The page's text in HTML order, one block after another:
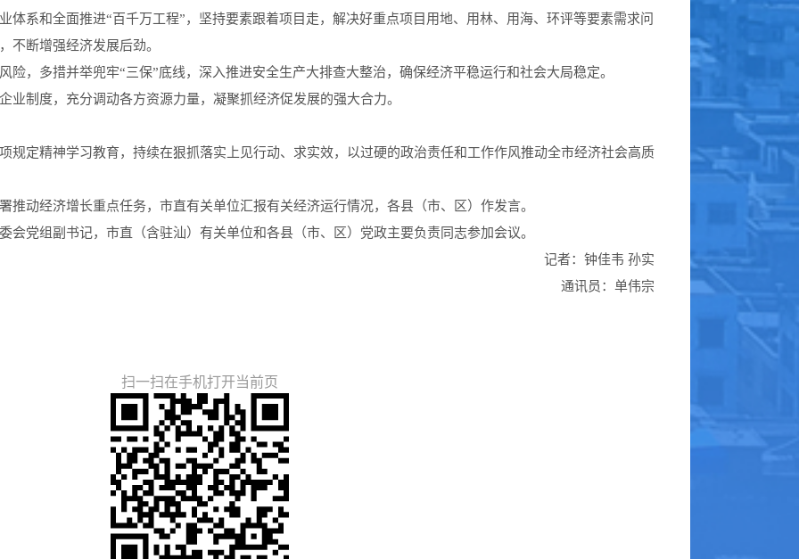
体系和全面推进“百千万工程”， 坚持要素跟着项目走，解决好重点项目用地、用林、用海、环评等要素需求问
不断增强经济发展后劲。
险， 多措并举兜牢“三保”底线， 深入推进安全生产大排查大整治， 确保经济平稳运行和社会大局稳定。
业制度， 充分调动各方资源力量，凝聚抓经济促发展的强大合力。
规定精神学习教育， 持续在狠抓落实上见行动、求实效， 以过硬的政治责任和工作作风推动全市经济社会高质
推动经济增长重点任务， 市直有关单位汇报有关经济运行情况，各县（市、区）作发言。
会党组副书记， 市直（含驻汕）有关单位和各县（市、区）党政主要负责同志参加会议。
记者： 钟佳韦 孙实
通讯员： 单伟宗
扫一扫在手机打开当前页